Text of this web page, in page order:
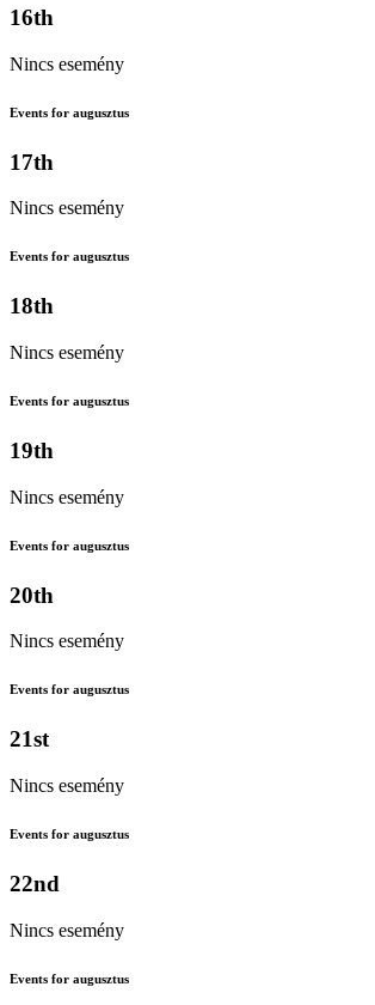
16th
Nincs esemény
Events for augusztus
17th
Nincs esemény
Events for augusztus
18th
Nincs esemény
Events for augusztus
19th
Nincs esemény
Events for augusztus
20th
Nincs esemény
Events for augusztus
21st
Nincs esemény
Events for augusztus
22nd
Nincs esemény
Events for augusztus